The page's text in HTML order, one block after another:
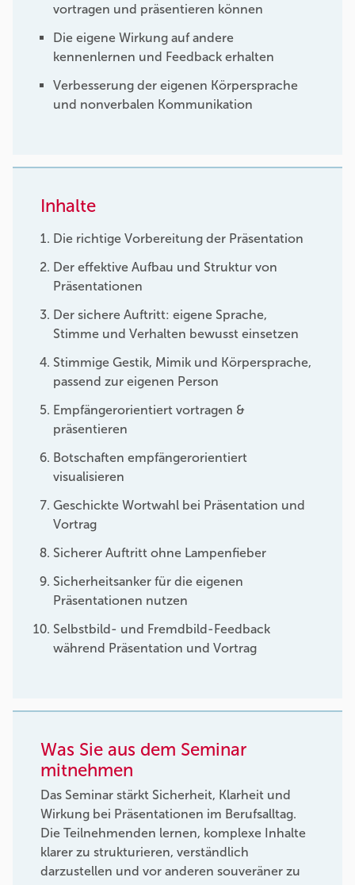
vortragen und präsentieren können
Die eigene Wirkung auf andere
kennenlernen und Feedback erhalten
Verbesserung der eigenen Körpersprache
und nonverbalen Kommunikation
Inhalte
Die richtige Vorbereitung der Präsentation
Der effektive Aufbau und Struktur von
Präsentationen
Der sichere Auftritt: eigene Sprache,
Stimme und Verhalten bewusst einsetzen
Stimmige Gestik, Mimik und Körpersprache,
passend zur eigenen Person
Empfängerorientiert vortragen &
präsentieren
Botschaften empfängerorientiert
visualisieren
Geschickte Wortwahl bei Präsentation und
Vortrag
Sicherer Auftritt ohne Lampenfieber
Sicherheitsanker für die eigenen
Präsentationen nutzen
Selbstbild- und Fremdbild-Feedback
während Präsentation und Vortrag
Was Sie aus dem Seminar
mitnehmen
Das Seminar stärkt Sicherheit, Klarheit und
Wirkung bei Präsentationen im Berufsalltag.
Die Teilnehmenden lernen, komplexe Inhalte
klarer zu strukturieren, verständlich
darzustellen und vor anderen souveräner zu